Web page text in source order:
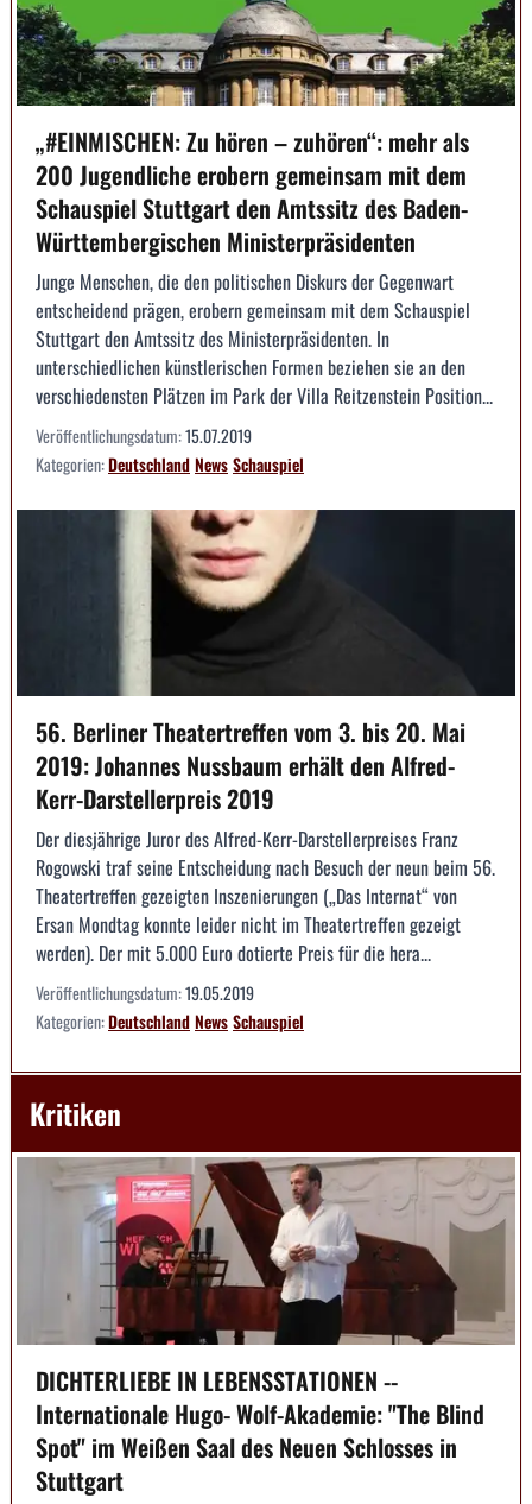
„#EINMISCHEN: Zu hören – zuhören“: mehr als
200 Jugendliche erobern gemeinsam mit dem
Schauspiel Stuttgart den Amtssitz des Baden-
Württembergischen Ministerpräsidenten
Junge Menschen, die den politischen Diskurs der Gegenwart
entscheidend prägen, erobern gemeinsam mit dem Schauspiel
Stuttgart den Amtssitz des Ministerpräsidenten. In
unterschiedlichen künstlerischen Formen beziehen sie an den
verschiedensten Plätzen im Park der Villa Reitzenstein Position...
Veröffentlichungsdatum:15.07.2019
Kategorien:DeutschlandNewsSchauspiel
56. Berliner Theatertreffen vom 3. bis 20. Mai
2019: Johannes Nussbaum erhält den Alfred-
Kerr-Darstellerpreis 2019
Der diesjährige Juror des Alfred-Kerr-Darstellerpreises Franz
Rogowski traf seine Entscheidung nach Besuch der neun beim 56.
Theatertreffen gezeigten Inszenierungen („Das Internat“ von
Ersan Mondtag konnte leider nicht im Theatertreffen gezeigt
werden). Der mit 5.000 Euro dotierte Preis für die hera...
Veröffentlichungsdatum:19.05.2019
Kategorien:DeutschlandNewsSchauspiel
Kritiken
DICHTERLIEBE IN LEBENSSTATIONEN --
Internationale Hugo- Wolf-Akademie: "The Blind
Spot" im Weißen Saal des Neuen Schlosses in
Stuttgart